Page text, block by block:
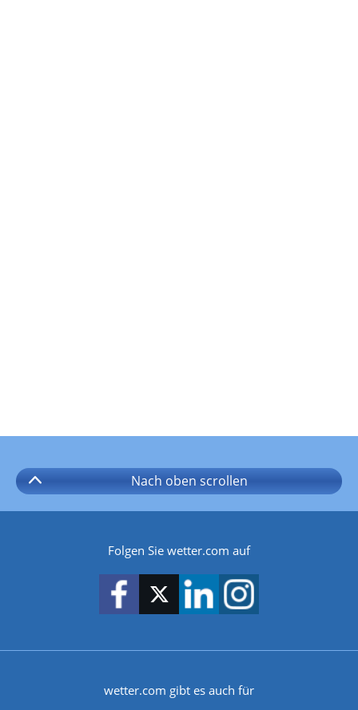
Nach oben scrollen
Folgen Sie wetter.com auf
wetter.com gibt es auch für